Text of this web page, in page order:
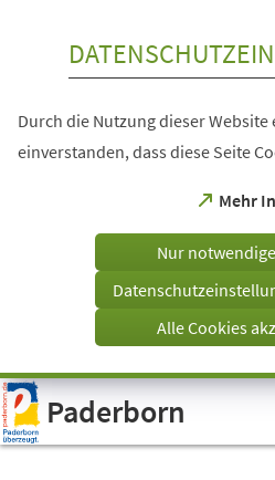
Visuelle
Assistenzsoftware
öffnen.
Durch die Nutzung dieser
einverstanden, dass diese Seite
Mehr
(Öffnet
einem
Tab)
Nur
Alle Cookies
Paderborn